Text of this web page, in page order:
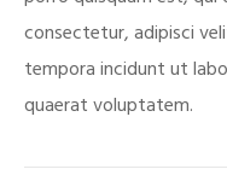
consectetur, adipisci
tempora incidunt ut
quaerat voluptatem.